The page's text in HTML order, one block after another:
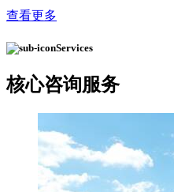
查看更多
Services
核心咨询服务